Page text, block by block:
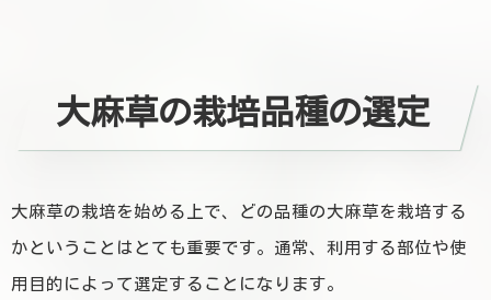
大麻草の栽培品種の選定
大麻草の栽培を始める上で、どの品種の大麻草を栽培する
かということはとても重要です。通常、利用する部位や使
用目的によって選定することになります。